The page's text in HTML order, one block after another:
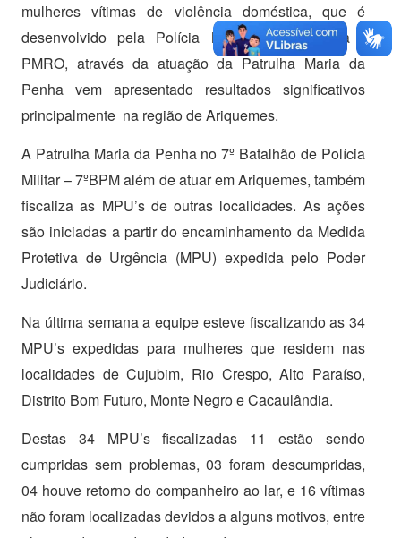
mulheres vítimas de violência doméstica, que é
desenvolvido pela Polícia Militar de Rondônia -
PMRO, através da atuação da Patrulha Maria da
Penha vem apresentado resultados significativos
principalmente na região de Ariquemes.
A Patrulha Maria da Penha no 7º Batalhão de Polícia
Militar – 7ºBPM além de atuar em Ariquemes, também
fiscaliza as MPU’s de outras localidades. As ações
são iniciadas a partir do encaminhamento da Medida
Protetiva de Urgência (MPU) expedida pelo Poder
Judiciário.
Na última semana a equipe esteve fiscalizando as 34
MPU’s expedidas para mulheres que residem nas
localidades de Cujubim, Rio Crespo, Alto Paraíso,
Distrito Bom Futuro, Monte Negro e Cacaulândia.
Destas 34 MPU’s fiscalizadas 11 estão sendo
cumpridas sem problemas, 03 foram descumpridas,
04 houve retorno do companheiro ao lar, e 16 vítimas
não foram localizadas devidos a alguns motivos, entre